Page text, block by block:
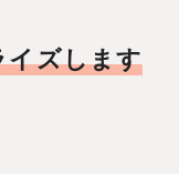
イズします